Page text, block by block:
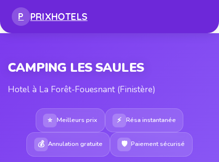
P PRIXHOTELS
CAMPING LES SAULES
Hotel à La Forêt-Fouesnant (Finistère)
⭐ Meilleurs prix ⚡ Résa instantanée
💰 Annulation gratuite 🛡 Paiement sécurisé